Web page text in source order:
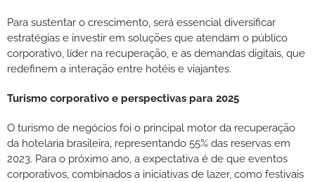
Para sustentar o crescimento, será essencial diversificar
estratégias e investir em soluções que atendam o público
corporativo, líder na recuperação, e as demandas digitais, que
redefinem a interação entre hotéis e viajantes.
Turismo corporativo e perspectivas para 2025
O turismo de negócios foi o principal motor da recuperação
da hotelaria brasileira, representando 55% das reservas em
2023. Para o próximo ano, a expectativa é de que eventos
corporativos, combinados a iniciativas de lazer, como festivais